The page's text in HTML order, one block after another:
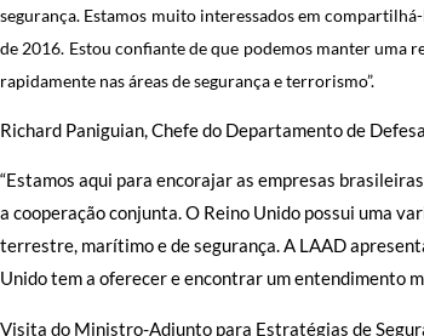
segurança. Estamos muito interessados em
de 2016. Estou confiante de que podemos manter uma
rapidamente nas áreas de segurança e terrorismo”.
Richard Paniguian, Chefe do Departamento de
“Estamos aqui para encorajar as empresas
a cooperação conjunta. O Reino Unido possui uma
terrestre, marítimo e de segurança. A LAAD
Unido tem a oferecer e encontrar um entendimento
Visita do Ministro-Adjunto para Estratégias de